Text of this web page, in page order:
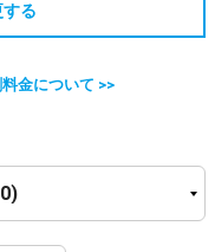
る
金について >>